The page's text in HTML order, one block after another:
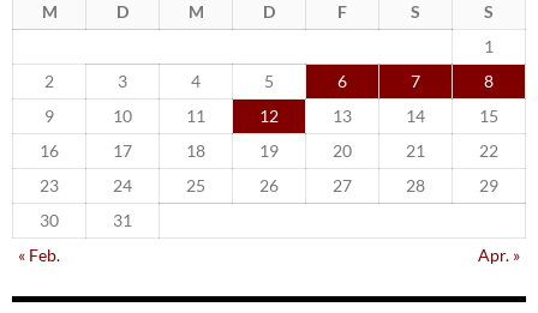
M D M D F S
S
1
2
3 4 5 6 7
8
9
10 11 12 13 14
15
16
17 18 19 20 21
22
23
24 25 26 27 28
29
30
31
« Feb.
Apr. »